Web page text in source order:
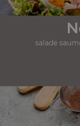
salade